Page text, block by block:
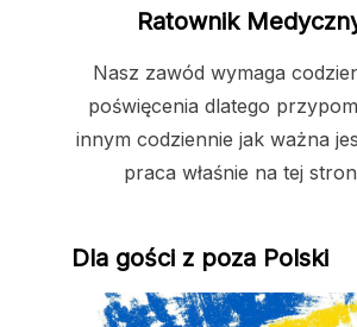
Ratownik
Nasz zawód wymaga
poświęcenia dlatego
innym codziennie jak ważna
praca właśnie na tej
Dla gości z poza Polski